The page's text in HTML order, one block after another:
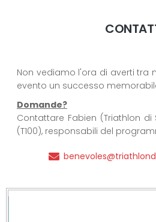
Non vediamo l'ora di averti tra
evento un successo
Domande?
Contattare Fabien (Triathlon di
(T100), responsabili del